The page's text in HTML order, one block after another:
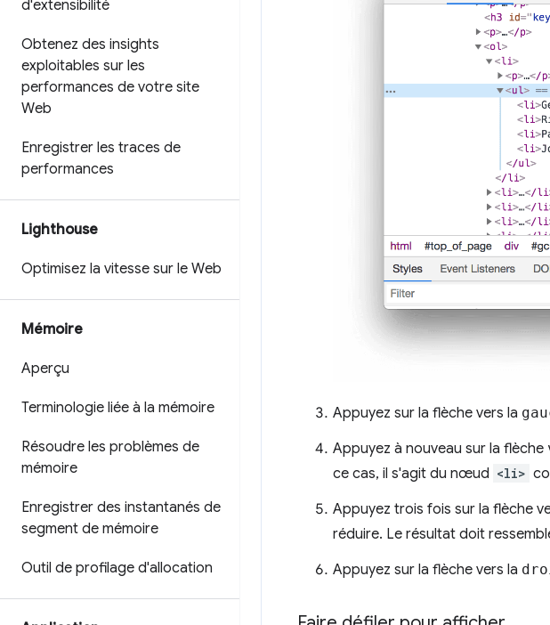
d'extensibilité
Obtenez des insights
exploitables sur les
performances de votre site
Web
Enregistrer les traces de
performances
Lighthouse
Optimisez la vitesse sur le Web
Mémoire
Aperçu
Terminologie liée à la mémoire
Résoudre les problèmes de
mémoire
Enregistrer des instantanés de
segment de mémoire
Outil de profilage d'allocation
Appuyez sur la flèche vers la
Appuyez à nouveau sur la flèche
ce cas, il s'agit du nœud <li>
Appuyez trois fois sur la flèche
réduire. Le résultat doit
Appuyez sur la flèche vers la